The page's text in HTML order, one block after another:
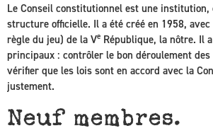
Le Conseil constitutionnel est une institution,
structure officielle. Il a été créé en 1958,
règle du jeu) de la Ve République, la nôtre. Il
principaux : contrôler le bon déroulement
vérifier que les lois sont en accord avec la
justement.
Neuf membres.